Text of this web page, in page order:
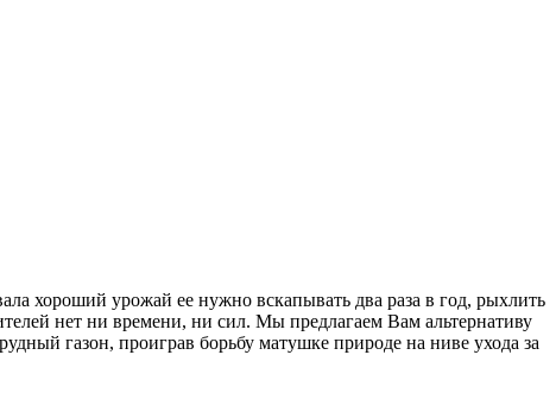
хороший урожай ее нужно вскапывать два раза в год, рыхлить
нет ни времени, ни сил. Мы предлагаем Вам альтернативу
газон, проиграв борьбу матушке природе на ниве ухода за